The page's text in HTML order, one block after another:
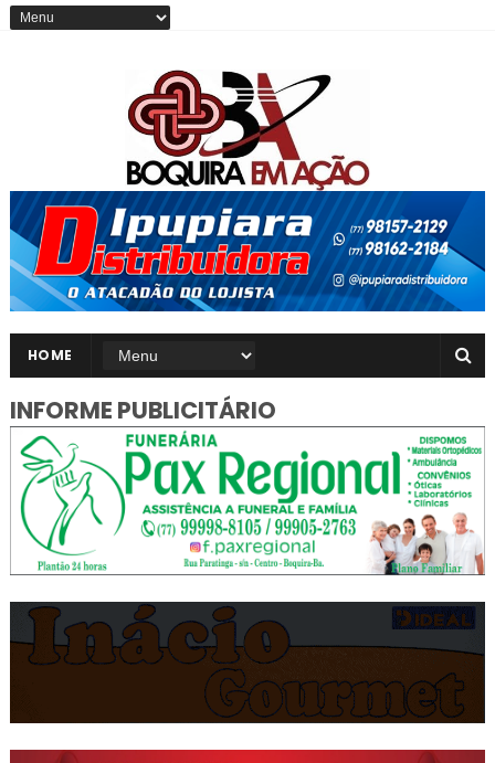
HOME
INFORME PUBLICITÁRIO